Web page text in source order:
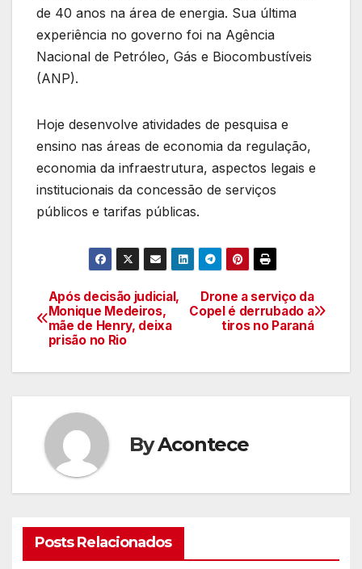
de 40 anos na área de energia. Sua última
experiência no governo foi na Agência
Nacional de Petróleo, Gás e Biocombustíveis
(ANP).
Hoje desenvolve atividades de pesquisa e
ensino nas áreas de economia da regulação,
economia da infraestrutura, aspectos legais e
institucionais da concessão de serviços
públicos e tarifas públicas.
Navegação
de
artigos
Drone a serviço da
Copel é derrubado a
tiros no Paraná
Após decisão judicial,
Monique Medeiros,
mãe de Henry, deixa
prisão no Rio
ByAcontece
Posts Relacionados